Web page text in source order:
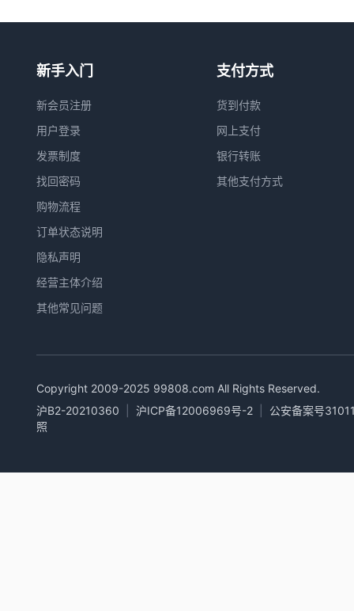
新手入门
新会员注册
用户登录
发票制度
找回密码
购物流程
订单状态说明
隐私声明
经营主体介绍
其他常见问题
支付方式
货到付款
网上支付
银行转账
其他支付方式
Copyright 2009-2025 99808.com All Rights Reserved.
沪B2-20210360
沪ICP备12006969号-2
公安备案号
照